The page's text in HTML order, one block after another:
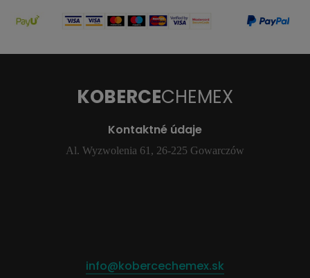
KOBERCECHEMEX
Kontaktné údaje
Al. Wyzwolenia 61, 26-225 Gowarczów
info@kobercechemex.sk